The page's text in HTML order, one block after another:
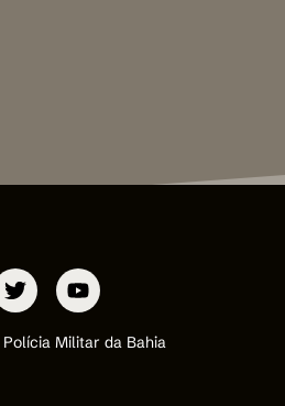
Militar da Bahia